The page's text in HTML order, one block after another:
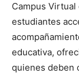
Campus
estudiantes
educativa,
quienes deben